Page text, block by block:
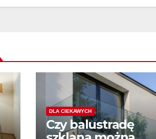
DLA CIEKAWYCH
Czy balustradę